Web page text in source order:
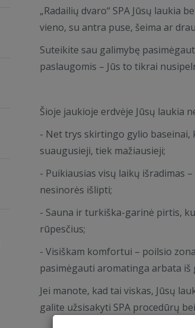
„Radailių dvaro“ SPA Jūsų laukia
vieno, su antra puse, šeima ar
Suteikite sau galimybę
paslaugomis – Jūs to tikrai
Šioje jaukioje erdvėje Jūsų laukia
- Net trys skirtingo gylio
suaugusieji, tiek mažiausieji;
- Puikiausias visų laikų išradimas
nesinorės išlipti;
- Sauna ir turkiška-garinė pirtis,
rūpesčius;
- Visiškam komfortui – poilsio
pasimėgauti aromatinga arbata iš
Jei manote, kad tai viskas, Jūsų
galite užsisakyti SPA procedūrų